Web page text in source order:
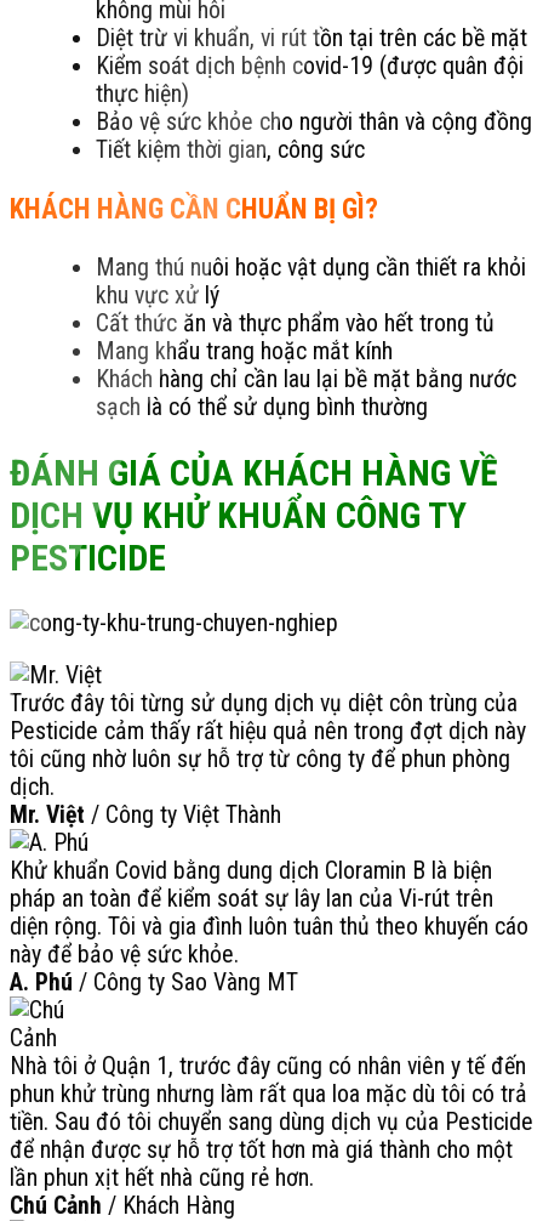
không mùi hôi
Diệt trừ vi khuẩn, vi rút tồn tại trên các bề mặt
Kiểm soát dịch bệnh covid-19 (được quân đội
thực hiện)
Bảo vệ sức khỏe cho người thân và cộng đồng
Tiết kiệm thời gian, công sức
KHÁCH HÀNG CẦN CHUẨN BỊ GÌ?
Mang thú nuôi hoặc vật dụng cần thiết ra khỏi
khu vực xử lý
Cất thức ăn và thực phẩm vào hết trong tủ
Mang khẩu trang hoặc mắt kính
Khách hàng chỉ cần lau lại bề mặt bằng nước
sạch là có thể sử dụng bình thường
ĐÁNH GIÁ CỦA KHÁCH HÀNG VỀ
DỊCH VỤ KHỬ KHUẨN CÔNG TY
PESTICIDE
Trước đây tôi từng sử dụng dịch vụ diệt côn trùng của
Pesticide cảm thấy rất hiệu quả nên trong đợt dịch này
tôi cũng nhờ luôn sự hỗ trợ từ công ty để phun phòng
dịch.
Mr. Việt / Công ty Việt Thành
Khử khuẩn Covid bằng dung dịch Cloramin B là biện
pháp an toàn để kiểm soát sự lây lan của Vi-rút trên
diện rộng. Tôi và gia đình luôn tuân thủ theo khuyến cáo
này để bảo vệ sức khỏe.
A. Phú / Công ty Sao Vàng MT
Nhà tôi ở Quận 1, trước đây cũng có nhân viên y tế đến
phun khử trùng nhưng làm rất qua loa mặc dù tôi có trả
tiền. Sau đó tôi chuyển sang dùng dịch vụ của Pesticide
để nhận được sự hỗ trợ tốt hơn mà giá thành cho một
lần phun xịt hết nhà cũng rẻ hơn.
Chú Cảnh / Khách Hàng